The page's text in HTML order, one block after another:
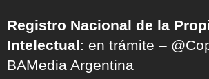
Registro Nacional de la
Intelectual: en trámite –
BAMedia Argentina